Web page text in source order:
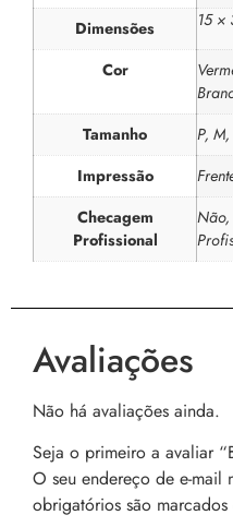
Dimensões 15 ×
Cor
Tamanho
P,
Impressão
Checagem
Profissional
Avaliações
Não há avaliações ainda.
Seja o primeiro a avaliar
O seu endereço de e-mail
obrigatórios são